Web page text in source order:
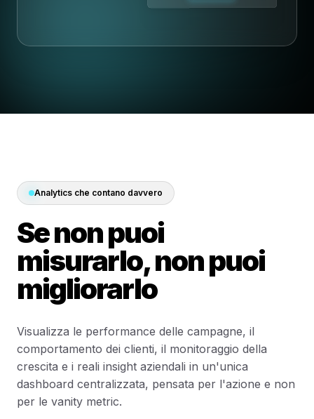
Analytics che contano davvero
Se non puoi
misurarlo, non puoi
migliorarlo
Visualizza le performance delle campagne, il
comportamento dei clienti, il monitoraggio della
crescita e i reali insight aziendali in un'unica
dashboard centralizzata, pensata per l'azione e non
per le vanity metric.